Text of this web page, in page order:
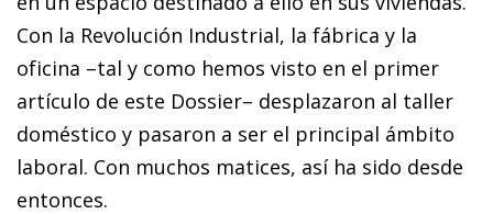
Con la Revolución Industrial, la fábrica y la
oficina –tal y como hemos visto en el primer
artículo de este Dossier– desplazaron al taller
doméstico y pasaron a ser el principal ámbito
laboral. Con muchos matices, así ha sido desde
entonces.